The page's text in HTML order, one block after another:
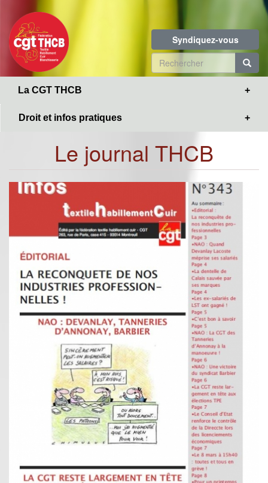
contenu
principal
Syndiquez-vous
Formulaire
de
La CGT THCB
Droit et infos pratiques
Le journal THCB